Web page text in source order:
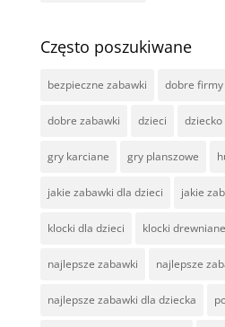
Często poszukiwane
bezpieczne zabawki dobre firmy
dobre zabawki dzieci dziecko
gry karciane gry planszowe
jakie zabawki dla dzieci jakie
klocki dla dzieci klocki drewniane
najlepsze zabawki najlepsze
najlepsze zabawki dla dziecka